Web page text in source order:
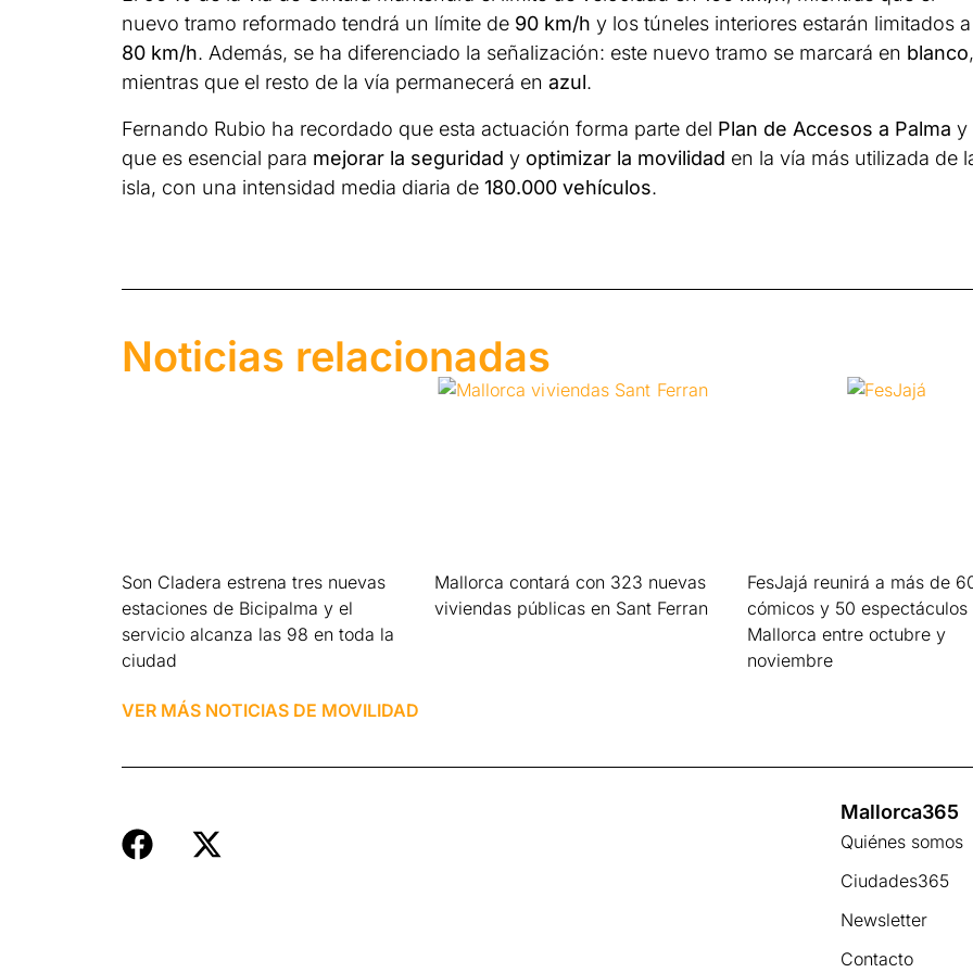
nuevo tramo reformado tendrá un límite de 90 km/h y los túneles interiores estarán limitados a
80 km/h. Además, se ha diferenciado la señalización: este nuevo tramo se marcará en blanco,
mientras que el resto de la vía permanecerá en azul.
Fernando Rubio ha recordado que esta actuación forma parte del Plan de Accesos a Palma y
que es esencial para mejorar la seguridad y optimizar la movilidad en la vía más utilizada de
isla, con una intensidad media diaria de 180.000 vehículos.
Noticias relacionadas
Son Cladera estrena tres nuevas
estaciones de Bicipalma y el
servicio alcanza las 98 en toda la
ciudad
Mallorca contará con 323 nuevas
viviendas públicas en Sant Ferran
FesJajá reunirá a más de
cómicos y 50 espectáculos
Mallorca entre octubre y
noviembre
VER MÁS NOTICIAS DE MOVILIDAD
Mallorca365
Quiénes somos
Ciudades365
Newsletter
Contacto